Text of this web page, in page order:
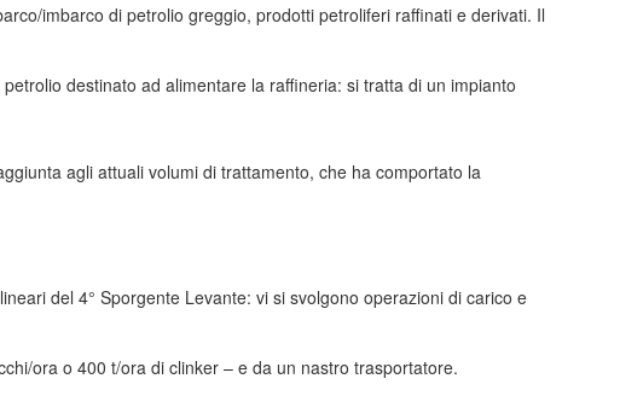
imbarco di petrolio greggio, prodotti petroliferi raffinati e derivati. Il
destinato ad alimentare la raffineria: si tratta di un impianto
agli attuali volumi di trattamento, che ha comportato la
del 4° Sporgente Levante: vi si svolgono operazioni di carico e
ora o 400 t/ora di clinker – e da un nastro trasportatore.